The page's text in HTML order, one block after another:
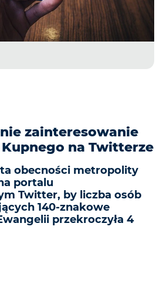
zainteresowanie
na Twitterze
obecności metropolity
portalu
Twitter, by liczba osób
140-znakowe
przekroczyła 4